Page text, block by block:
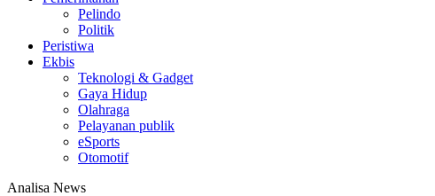
Pelindo
Politik
Peristiwa
Ekbis
Teknologi & Gadget
Gaya Hidup
Olahraga
Pelayanan publik
eSports
Otomotif
Analisa News